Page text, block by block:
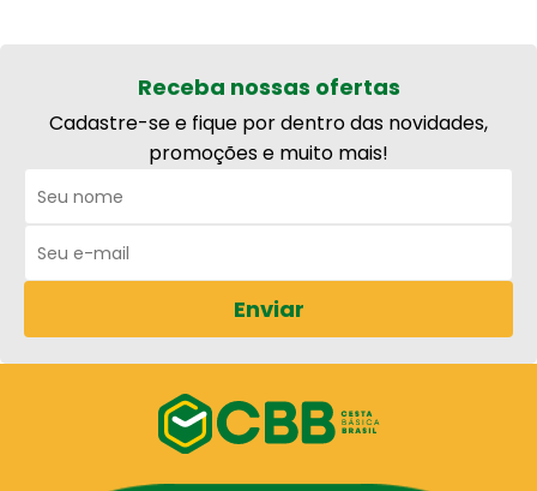
Receba nossas ofertas
Cadastre-se e fique por dentro das novidades,
promoções e muito mais!
Enviar